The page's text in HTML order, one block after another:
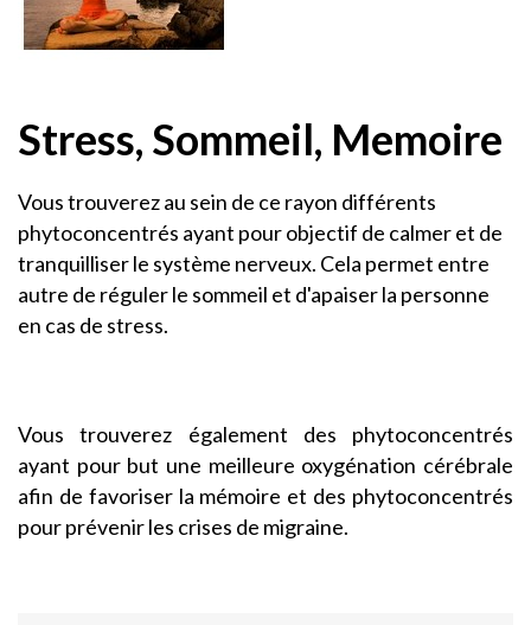
Stress, Sommeil, Memoire
Vous trouverez au sein de ce rayon différents
phytoconcentrés ayant pour objectif de calmer et de
tranquilliser le système nerveux. Cela permet entre
autre de réguler le sommeil et d'apaiser la personne
en cas de stress.
Vous trouverez également des phytoconcentrés
ayant pour but une meilleure oxygénation cérébrale
afin de favoriser la mémoire et des phytoconcentrés
pour prévenir les crises de migraine.